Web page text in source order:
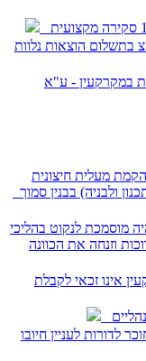
בתשלום הוצאות נלוות
במקרקעין - ע"א
מהקמת מעלית חיצונית
ולבניה) בבנין סמוך
מוסמכת לנקוט בהליכי
וזנחה את הכוונה
אינו זכאי לקבלת
לדורות לעניין חיובו